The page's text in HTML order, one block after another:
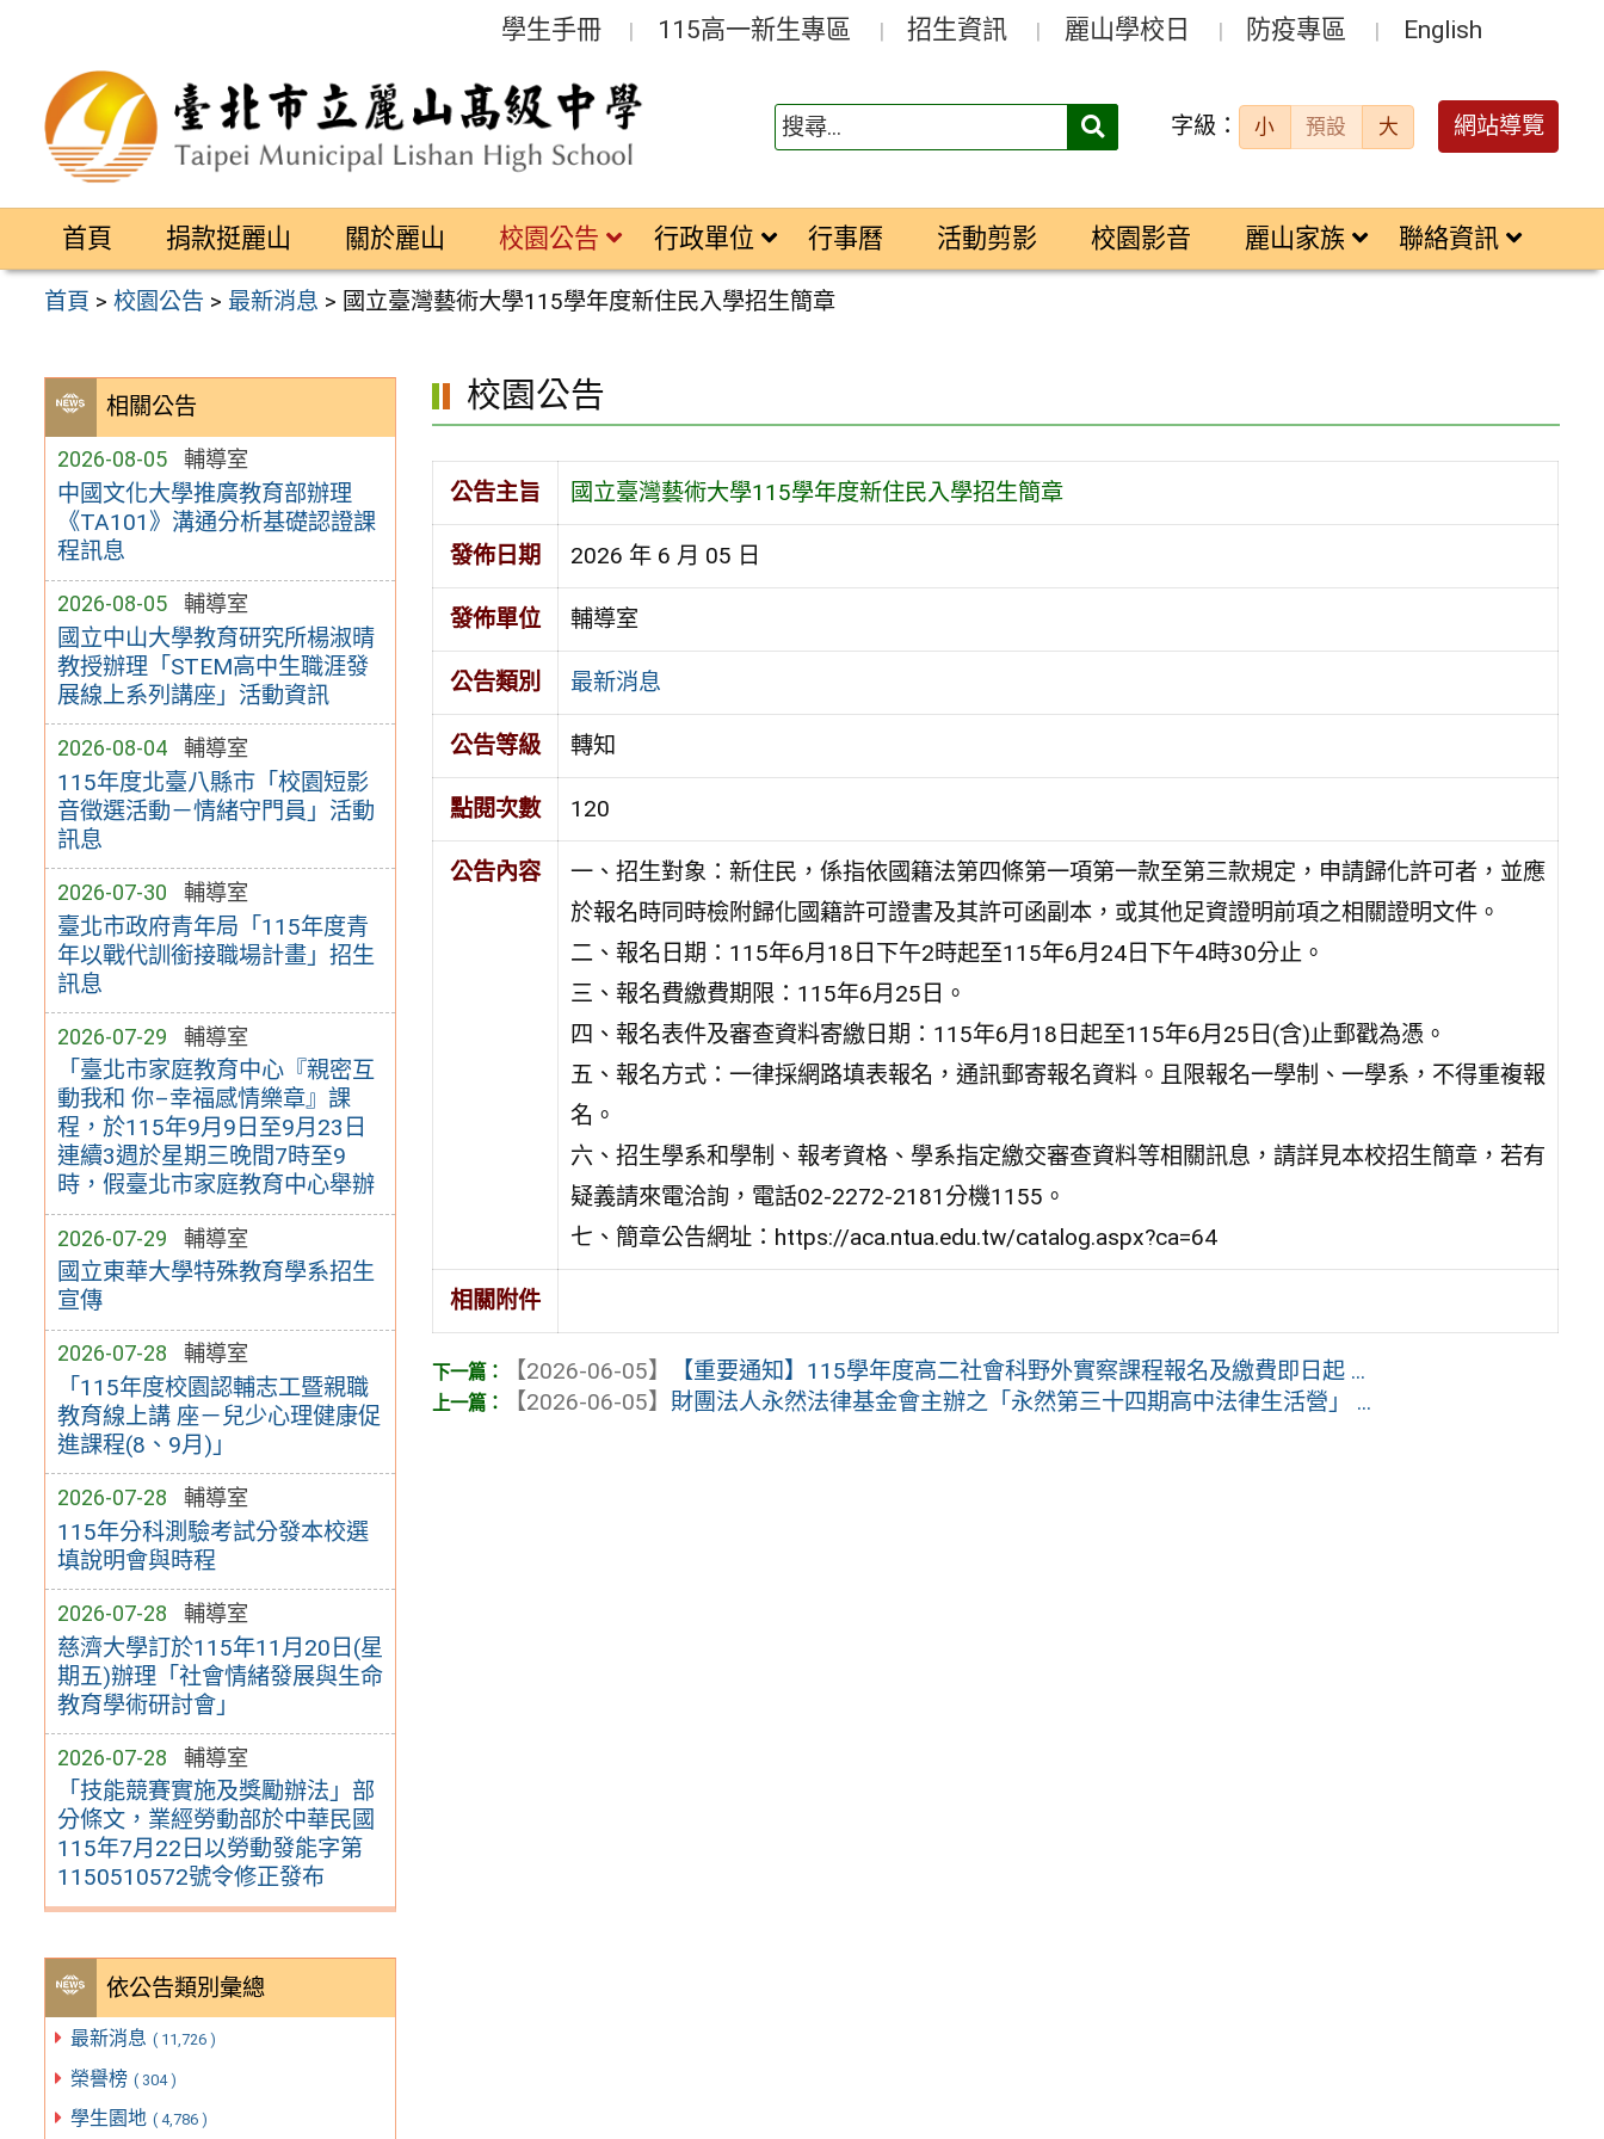
區
學生手冊 115高一新生專區 招生資訊 麗山學校日 防疫專區 English
搜
字級： 小 預設 大 網站導覽
首頁 捐款挺麗山 關於麗山 校園公告 行政單位 行事曆 活動剪影 校園影音 麗山家族 聯絡資訊
首頁 >校園公告 > 最新消息 > 國立臺灣藝術大學115學年度新住民入學招生簡章
相關公告
2026-08-05 輔導室
中國文化大學推廣教育部辦理
《TA101》溝通分析基礎認證課
程訊息
2026-08-05 輔導室
國立中山大學教育研究所楊淑晴
教授辦理「STEM高中生職涯發
展線上系列講座」活動資訊
2026-08-04 輔導室
115年度北臺八縣市「校園短影
音徵選活動－情緒守門員」活動
訊息
2026-07-30 輔導室
臺北市政府青年局「115年度青
年以戰代訓銜接職場計畫」招生
訊息
2026-07-29 輔導室
「臺北市家庭教育中心『親密互
動我和 你–幸福感情樂章』課
程，於115年9月9日至9月23日
連續3週於星期三晚間7時至9
時，假臺北市家庭教育中心舉辦
2026-07-29 輔導室
國立東華大學特殊教育學系招生
宣傳
2026-07-28 輔導室
「115年度校園認輔志工暨親職
教育線上講 座－兒少心理健康促
進課程(8、9月)」
2026-07-28 輔導室
115年分科測驗考試分發本校選
填說明會與時程
2026-07-28 輔導室
慈濟大學訂於115年11月20日(星
期五)辦理「社會情緒發展與生命
教育學術研討會」
2026-07-28 輔導室
「技能競賽實施及獎勵辦法」部
分條文，業經勞動部於中華民國
115年7月22日以勞動發能字第
1150510572號令修正發布
依公告類別彙總
最新消息 ( 11,726 )
榮譽榜 ( 304 )
學生園地 ( 4,786 )
校園公告
公告主旨 國立臺灣藝術大學115學年度新住民入學招生簡章
發佈日期 2026 年 6 月 05 日
發佈單位 輔導室
公告類別 最新消息
公告等級 轉知
點閱次數 120
公告內容
一、招生對象：新住民，係指依國籍法第四條第一項第一款至第三款規定，申請歸化許可者，並應
於報名時同時檢附歸化國籍許可證書及其許可函副本，或其他足資證明前項之相關證明文件。
二、報名日期：115年6月18日下午2時起至115年6月24日下午4時30分止。
三、報名費繳費期限：115年6月25日。
四、報名表件及審查資料寄繳日期：115年6月18日起至115年6月25日(含)止郵戳為憑。
五、報名方式：一律採網路填表報名，通訊郵寄報名資料。且限報名一學制、一學系，不得重複報
名。
六、招生學系和學制、報考資格、學系指定繳交審查資料等相關訊息，請詳見本校招生簡章，若有
疑義請來電洽詢，電話02-2272-2181分機1155。
七、簡章公告網址：https://aca.ntua.edu.tw/catalog.aspx?ca=64
相關附件
【2026-06-05】
【重要通知】115學年度高二社會科野外實察課程報名及繳費即日起 ...
【2026-06-05】 財團法人永然法律基金會主辦之「永然第三十四期高中法律生活營」 ...